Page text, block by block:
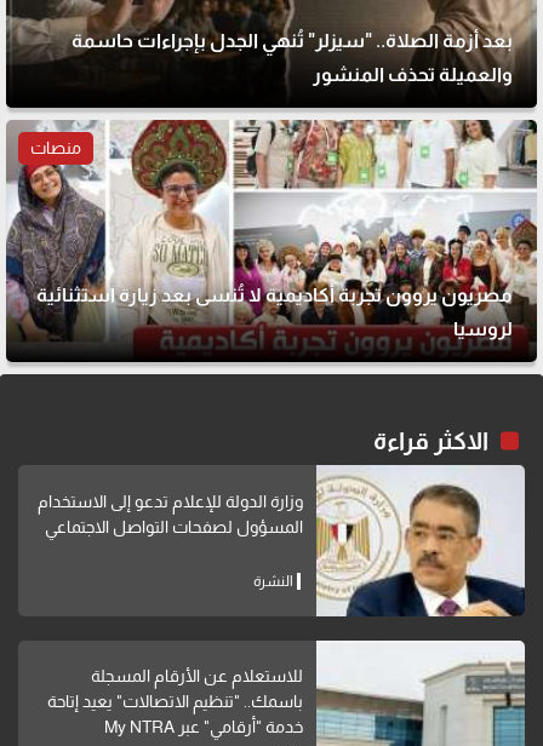
بعد أزمة الصلاة.. "سيزلر" تُنهي الجدل بإجراءات حاسمة
والعميلة تحذف المنشور
منصات
مصريون يروون تجربة أكاديمية لا تُنسى بعد زيارة استثنائية
لروسيا
الاكثر قراءة
وزارة الدولة للإعلام تدعو إلى الاستخدام
المسؤول لصفحات التواصل الاجتماعي
النشرة
للاستعلام عن الأرقام المسجلة
باسمك.. "تنظيم الاتصالات" يعيد إتاحة
خدمة "أرقامي" عبر My NTRA